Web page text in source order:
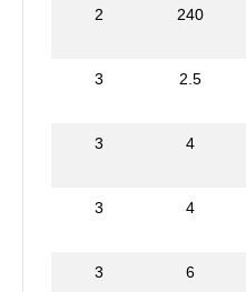
2 240
3 2.5
3 4
3 4
3 6